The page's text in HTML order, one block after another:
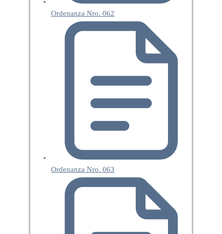
Ordenanza Nro. 062
Ordenanza Nro. 063